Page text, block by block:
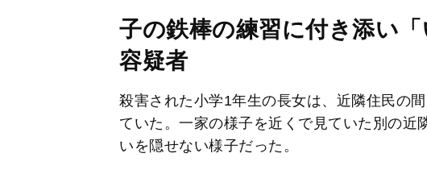
子の鉄棒の練習に付き添い
容疑者
殺害された小学1年生の長女は、近隣住民の
ていた。一家の様子を近くで見ていた別の近
いを隠せない様子だった。